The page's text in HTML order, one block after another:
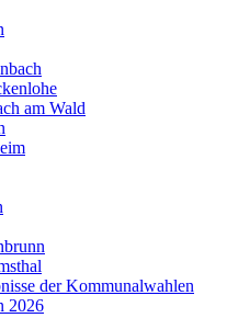
am Wald
der Kommunalwahlen
2026